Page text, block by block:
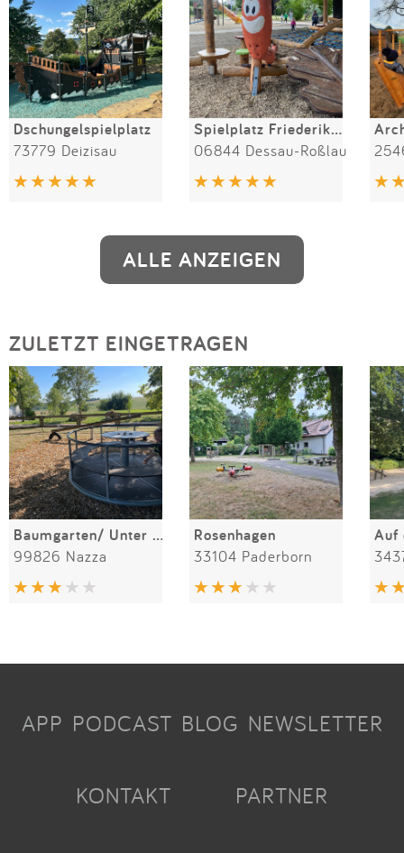
Dschungelspielplatz
73779 Deizisau
Spielplatz Friederikenplatz
06844 Dessau-Roßlau
ALLE ANZEIGEN
ZULETZT EINGETRAGEN
Baumgarten/ Unter den Linden
99826 Nazza
Rosenhagen
33104 Paderborn
Auf
APP PODCAST BLOG NEWSLETTER
KONTAKT PARTNER